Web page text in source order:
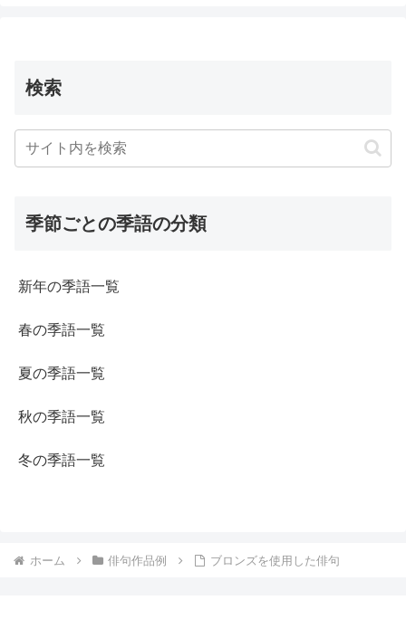
検索
季節ごとの季語の分類
新年の季語一覧
春の季語一覧
夏の季語一覧
秋の季語一覧
冬の季語一覧
ホーム 俳句作品例 ブロンズを使用した俳句